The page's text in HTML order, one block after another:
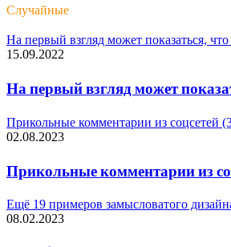
Случайные
На первый взгляд может показаться,
15.09.2022
На первый взгляд может
Прикольные комментарии из соцсетей
02.08.2023
Прикольные комментарии из
Ещё 19 примеров замысловатого
08.02.2023